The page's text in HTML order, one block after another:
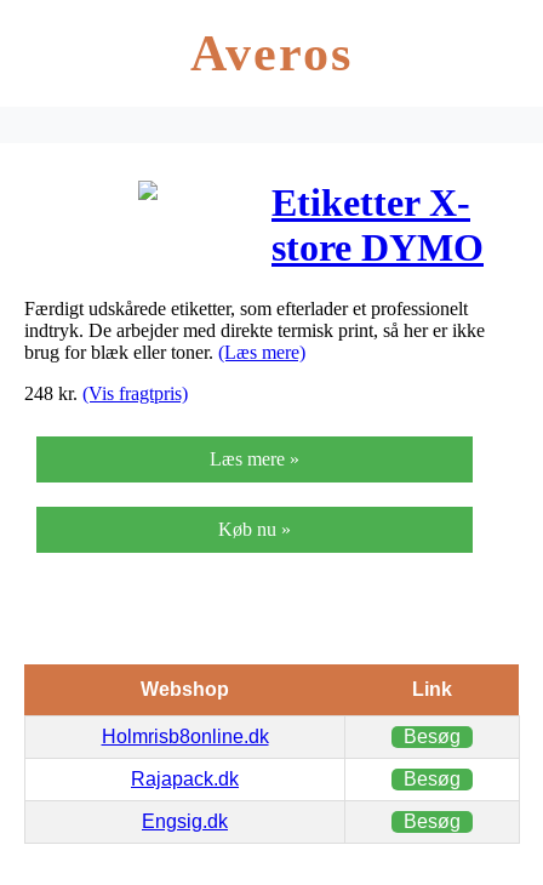
Averos
Etiketter X-
store DYMO
hvid
59x190mm
99019
Færdigt udskårede etiketter, som efterlader et professionelt
indtryk. De arbejder med direkte termisk print, så her er ikke
brug for blæk eller toner. (Læs mere)
248 kr. (Vis fragtpris)
Læs mere »
Køb nu »
Webshop Link
Holmrisb8online.dk Besøg
Rajapack.dk Besøg
Engsig.dk Besøg